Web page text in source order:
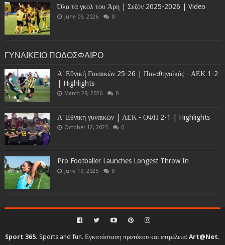
Όλα τα γκολ του Άρη | Σεζόν 2025-2026 | Video
June 05, 2026 0
ΓΥΝΑΙΚΕΙΟ ΠΟΔΟΣΦΑΙΡΟ
Α' Εθνική Γυναικών 25-26 | Παναθηναϊκός - ΑΕΚ 1-2
| Highlights
March 29, 2026 0
Α' Εθνική γυναικών | ΑΕΚ - ΟΦΗ 2-1 | Highlights
October 12, 2025 0
Pro Footballer Launches Longest Throw In
June 19, 2025 0
Sport 365. Sports and fun. Εγκατάσταση προτύπου και επιμέλεια:Art@Net.